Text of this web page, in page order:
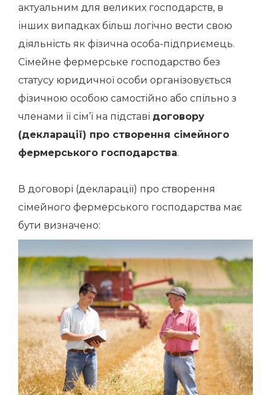
актуальним для великих господарств, в
інших випадках більш логічно вести свою
діяльність як фізична особа-підприємець.
Сімейне фермерське господарство без
статусу юридичної особи організовується
фізичною особою самостійно або спільно з
членами її сім’ї на підставі договору
(декларації) про створення сімейного
фермерського господарства.
В договорі (декларації) про створення
сімейного фермерського господарства має
бути визначено: